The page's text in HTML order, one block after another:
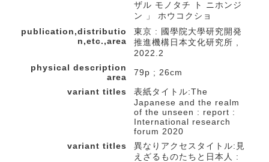
ザル モノタチ ト ニホンジ
ン 」 ホウコクショ
publication,distributio
n,etc.,area
東京 : 國學院大學研究開発
推進機構日本文化研究所 ,
2022.2
physical description
area
79p ; 26cm
variant titles
表紙タイトル:The
Japanese and the realm
of the unseen : report :
International research
forum 2020
variant titles
異なりアクセスタイトル:見
えざるものたちと日本人 :